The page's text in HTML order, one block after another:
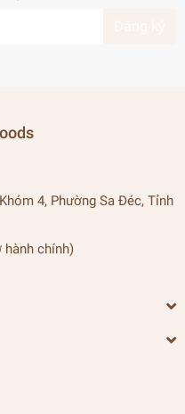
4, Phường Sa Đéc, Tỉnh
hành chính)